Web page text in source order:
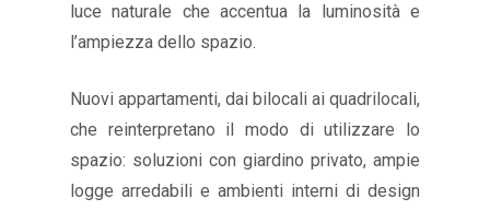
luce naturale che accentua la luminosità e
l’ampiezza dello spazio.
Nuovi appartamenti, dai bilocali ai quadrilocali,
che reinterpretano il modo di utilizzare lo
spazio: soluzioni con giardino privato, ampie
logge arredabili e ambienti interni di design
CONTATTI